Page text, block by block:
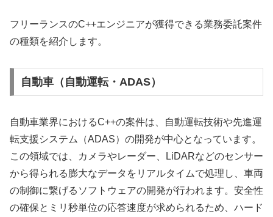
フリーランスのC++エンジニアが獲得できる業務委託案件
の種類を紹介します。
自動車（自動運転・ADAS）
自動車業界におけるC++の案件は、自動運転技術や先進運
転支援システム（ADAS）の開発が中心となっています。
この領域では、カメラやレーダー、LiDARなどのセンサー
から得られる膨大なデータをリアルタイムで処理し、車両
の制御に繋げるソフトウェアの開発が行われます。安全性
の確保とミリ秒単位の応答速度が求められるため、ハード